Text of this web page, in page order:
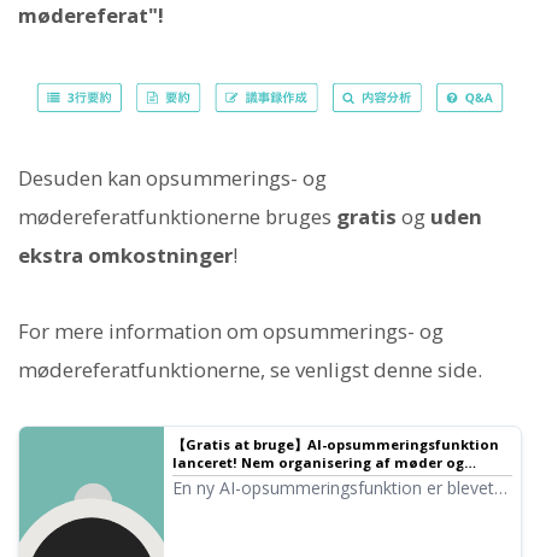
mødereferat"!
Desuden kan opsummerings- og
mødereferatfunktionerne bruges gratis og uden
ekstra omkostninger!
For mere information om opsummerings- og
mødereferatfunktionerne, se venligst denne side.
【Gratis at bruge】AI-opsummeringsfunktion
lanceret! Nem organisering af møder og
dokumenter | AI-transskriptionstjeneste - Mr.
Transcription
En ny AI-opsummeringsfunktion er blevet